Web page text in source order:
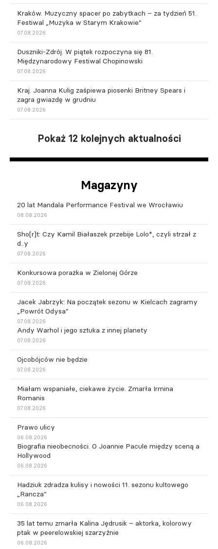
Kraków. Muzyczny spacer po zabytkach – za tydzień 51.
Festiwal „Muzyka w Starym Krakowie”
07.08.2026
Duszniki-Zdrój. W piątek rozpoczyna się 81.
Międzynarodowy Festiwal Chopinowski
07.08.2026
Kraj. Joanna Kulig zaśpiewa piosenki Britney Spears i
zagra gwiazdę w grudniu
07.08.2026
Pokaż 12 kolejnych aktualności
Magazyny
20 lat Mandala Performance Festival we Wrocławiu
08.08.2026
Sho[r]t: Czy Kamil Białaszek przebije Lolo*, czyli strzał z
d..y
07.08.2026
Konkursowa porażka w Zielonej Górze
07.08.2026
Jacek Jabrzyk: Na początek sezonu w Kielcach zagramy
„Powrót Odysa”
07.08.2026
Andy Warhol i jego sztuka z innej planety
07.08.2026
Ojcobójców nie będzie
07.08.2026
Miałam wspaniałe, ciekawe życie. Zmarła Irmina
Romanis
07.08.2026
Prawo ulicy
06.08.2026
Biografia nieobecności. O Joannie Pacule między sceną a
Hollywood
06.08.2026
Hadziuk zdradza kulisy i nowości 11. sezonu kultowego
„Rancza”
06.08.2026
35 lat temu zmarła Kalina Jędrusik – aktorka, kolorowy
ptak w peerelowskiej szarzyźnie
06.08.2026